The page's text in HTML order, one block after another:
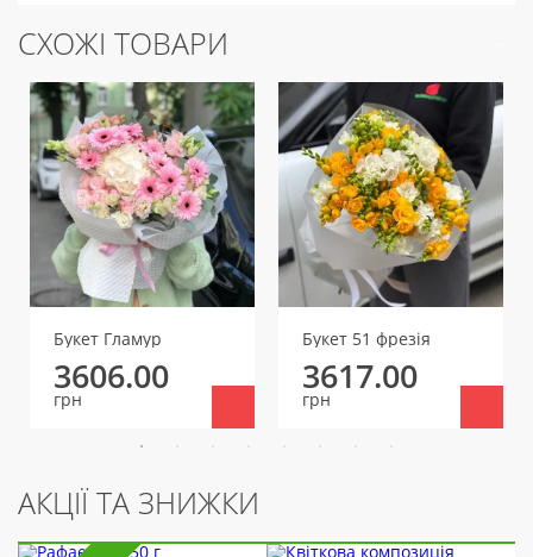
СХОЖІ ТОВАРИ
Букет Гламур
3606.00
грн
Букет 51 фрезія
3617.00
грн
АКЦІЇ ТА ЗНИЖКИ